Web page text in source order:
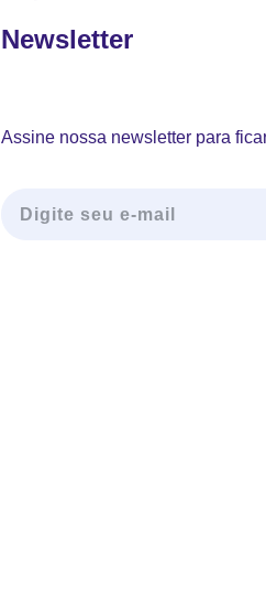
Newsletter
Assine nossa newsletter para